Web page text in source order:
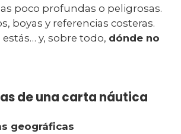
poco profundas o peligrosas.
boyas y referencias costeras.
estás… y, sobre todo, dónde no
de una carta náutica
geográficas